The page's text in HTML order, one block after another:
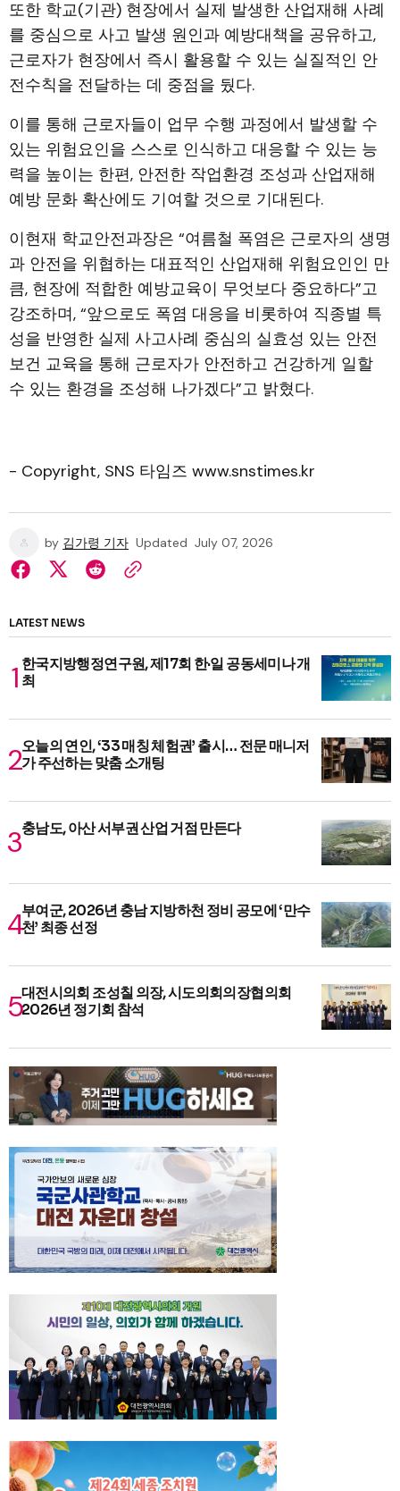
또한 학교(기관) 현장에서 실제 발생한 산업재해 사례
를 중심으로 사고 발생 원인과 예방대책을 공유하고,
근로자가 현장에서 즉시 활용할 수 있는 실질적인 안
전수칙을 전달하는 데 중점을 뒀다.
이를 통해 근로자들이 업무 수행 과정에서 발생할 수
있는 위험요인을 스스로 인식하고 대응할 수 있는 능
력을 높이는 한편, 안전한 작업환경 조성과 산업재해
예방 문화 확산에도 기여할 것으로 기대된다.
이현재 학교안전과장은 “여름철 폭염은 근로자의 생명
과 안전을 위협하는 대표적인 산업재해 위험요인인 만
큼, 현장에 적합한 예방교육이 무엇보다 중요하다”고
강조하며, “앞으로도 폭염 대응을 비롯하여 직종별 특
성을 반영한 실제 사고사례 중심의 실효성 있는 안전
보건 교육을 통해 근로자가 안전하고 건강하게 일할
수 있는 환경을 조성해 나가겠다”고 밝혔다.
- Copyright, SNS 타임즈 www.snstimes.kr
by 김가령 기자 Updated July 07, 2026
LATEST NEWS
한국지방행정연구원, 제17회 한·일 공동세미나 개
최
오늘의 연인, ‘33 매칭 체험권’ 출시… 전문 매니저
가 주선하는 맞춤 소개팅
충남도, 아산 서부권 산업 거점 만든다
부여군, 2026년 충남 지방하천 정비 공모에 ‘만수
천’ 최종 선정
대전시의회 조성칠 의장, 시도의회의장협의회
2026년 정기회 참석